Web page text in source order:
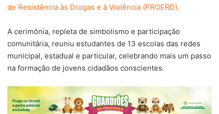
de Resistência às Drogas e à Violência (PROERD).
A cerimônia, repleta de simbolismo e participação
comunitária, reuniu estudantes de 13 escolas das redes
municipal, estadual e particular, celebrando mais um passo
na formação de jovens cidadãos conscientes.